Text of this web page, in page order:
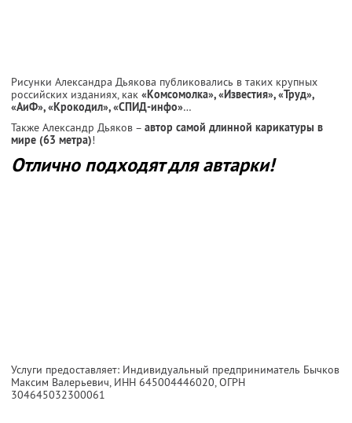
Рисунки Александра Дьякова публиковались в таких крупных
российских изданиях, как «Комсомолка», «Известия», «Труд»,
«АиФ», «Крокодил», «СПИД-инфо»…
Также Александр Дьяков – автор самой длинной карикатуры в
мире (63 метра)!
Отлично подходят для автарки!
Услуги предоставляет: Индивидуальный предприниматель Бычков
Максим Валерьевич, ИНН 645004446020, ОГРН
304645032300061